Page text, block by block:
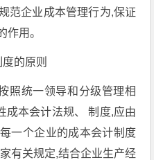
范企业成本管理行为,保证
作用。
的原则
照统一领导和分级管理相
成本会计法规、 制度,应由
一个企业的成本会计制度
有关规定,结合企业生产经